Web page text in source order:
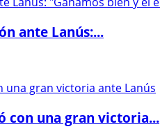
ante Lanús:...
con una gran victoria...